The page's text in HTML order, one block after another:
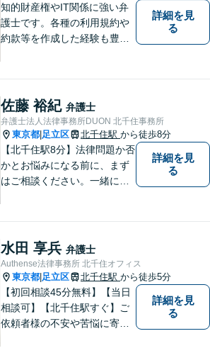
知的財産権やIT関係に強い弁
護士です。各種の利用規約や
約款等を作成した経験も豊富
ット上での誹謗中傷対策も得
意です。
詳細を見
る
佐藤 裕紀 弁護士
弁護士法人法律事務所DUON 北千住事務所
東京都 足立区 北千住駅 から徒歩8分
【北千住駅8分】法律問題か否
かとお悩みになる前に、まず
はご相談ください。一緒に考
詳細を見
る
水田 享兵 弁護士
Authense法律事務所 北千住オフィス
東京都 足立区 北千住駅 から徒歩5分
【初回相談45分無料】【当日
相談可】【北千住駅すぐ】ご
依頼者様の不安や苦悩に寄り
詳細を見
る